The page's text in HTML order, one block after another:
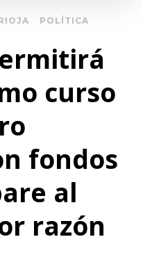
POLÍTICA
curso
fondos
al
razón